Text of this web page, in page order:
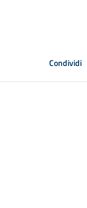
Condividi